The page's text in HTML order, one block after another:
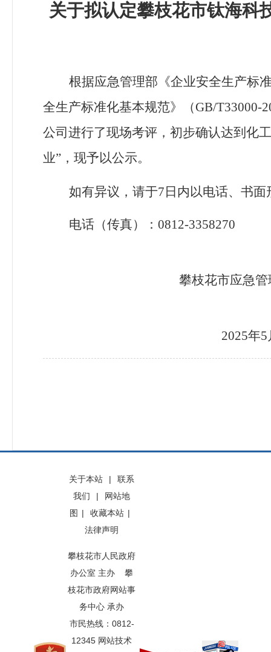
关于拟认定攀枝花市钛海科
根据应急管理部《企业安全生产标
全生产标准化基本规范》（GB/T33000-
公司 进行了现场考评，初步确认达到 化工
业” ，现予以公示。
如有异议，请于7 日内以电话、书
电话（传真）：0812-3358270
攀枝花市应急管
2025年5
关于本站 |
联系
我们
|
网站地
图 | 收藏本站 |
法律声明
攀枝花市人民政府
办公室 主办 攀
枝花市政府网站事
务中心 承办
市民热线：0812-
12345 网站技术